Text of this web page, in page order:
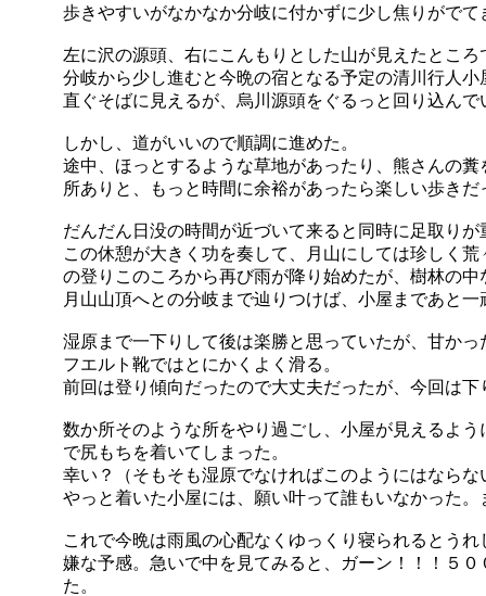
歩きやすいがなかなか分岐に付かずに少し焦りがでて
左に沢の源頭、右にこんもりとした山が見えたとこ
分岐から少し進むと今晩の宿となる予定の清川行人小
直ぐそばに見えるが、烏川源頭をぐるっと回り込ん
しかし、道がいいので順調に進めた。
途中、ほっとするような草地があったり、熊さんの
所ありと、もっと時間に余裕があったら楽しい歩き
だんだん日没の時間が近づいて来ると同時に足取り
この休憩が大きく功を奏して、月山にしては珍しく
の登りこのころから再び雨が降り始めたが、樹林の
月山山頂へとの分岐まで辿りつけば、小屋まであと一
湿原まで一下りして後は楽勝と思っていたが、甘かっ
フエルト靴ではとにかくよく滑る。
前回は登り傾向だったので大丈夫だったが、今回は
数か所そのような所をやり過ごし、小屋が見えるよ
で尻もちを着いてしまった。
幸い？（そもそも湿原でなければこのようにはなら
やっと着いた小屋には、願い叶って誰もいなかった
これで今晩は雨風の心配なくゆっくり寝られるとう
嫌な予感。急いで中を見てみると、ガーン！！！５
た。